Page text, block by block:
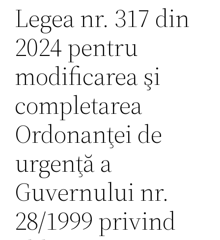
Legea nr. 317 din
2024 pentru
modificarea şi
completarea
Ordonanţei de
urgenţă a
Guvernului nr.
28/1999 privind